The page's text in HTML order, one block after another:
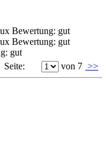
Seite: von 7 >>